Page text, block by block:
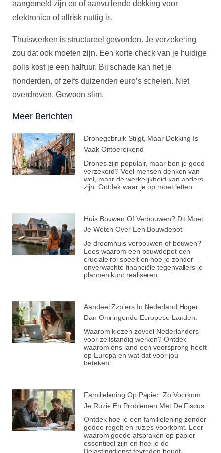
aangemeld zijn en of aanvullende dekking voor
elektronica of allrisk nuttig is.
Thuiswerken is structureel geworden. Je verzekering
zou dat ook moeten zijn. Een korte check van je huidige
polis kost je een halfuur. Bij schade kan het je
honderden, of zelfs duizenden euro’s schelen. Niet
overdreven. Gewoon slim.
Meer Berichten
Dronegebruik Stijgt, Maar Dekking Is
Vaak Ontoereikend
Drones zijn populair, maar ben je goed
verzekerd? Veel mensen denken van
wel, maar de werkelijkheid kan anders
zijn. Ontdek waar je op moet letten.
Huis Bouwen Of Verbouwen? Dit Moet
Je Weten Over Een Bouwdepot
Je droomhuis verbouwen of bouwen?
Lees waarom een bouwdepot een
cruciale rol speelt en hoe je zonder
onverwachte financiële tegenvallers je
plannen kunt realiseren.
Aandeel Zzp’ers In Nederland Hoger
Dan Omringende Europese Landen.
Waarom kiezen zoveel Nederlanders
voor zelfstandig werken? Ontdek
waarom ons land een voorsprong heeft
op Europa en wat dat voor jou
betekent.
Familielening Op Papier: Zo Voorkom
Je Ruzie En Problemen Met De Fiscus
Ontdek hoe je een familielening zonder
gedoe regelt en ruzies voorkomt. Leer
waarom goede afspraken op papier
essentieel zijn en hoe je de
Belastingdienst tevreden houdt.